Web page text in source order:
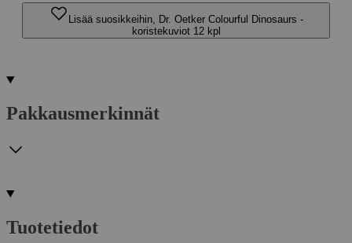
Lisää suosikkeihin, Dr. Oetker Colourful Dinosaurs -
koristekuviot 12 kpl
Pakkausmerkinnät
Tuotetiedot